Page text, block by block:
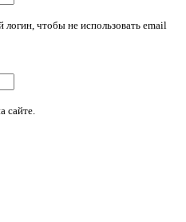
чтобы не использовать email
сайте.